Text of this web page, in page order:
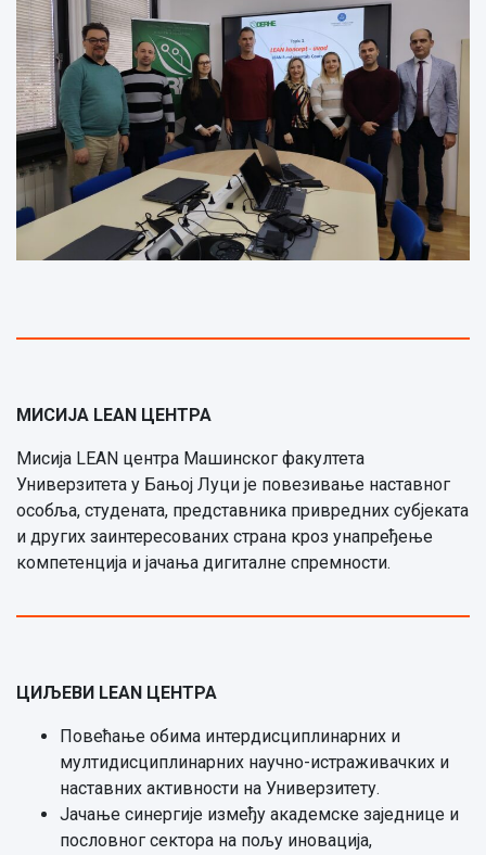
МИСИЈА LEAN ЦЕНТРА
Мисија LEAN центра Машинског факултета
Универзитета у Бањој Луци је повезивање наставног
особља, студената, представника привредних субјеката
и других заинтересованих страна кроз унапређење
компетенција и јачања дигиталне спремности.
ЦИЉЕВИ LEAN ЦЕНТРА
Повећање обима интердисциплинарних и
мултидисциплинарних научно-истраживачких и
наставних активности на Универзитету.
Јачање синергије између академске заједнице и
пословног сектора на пољу иновација,